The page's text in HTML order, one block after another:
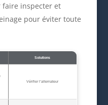
inspecter et
pour éviter toute
Solutions
Vérifier l’alternateur